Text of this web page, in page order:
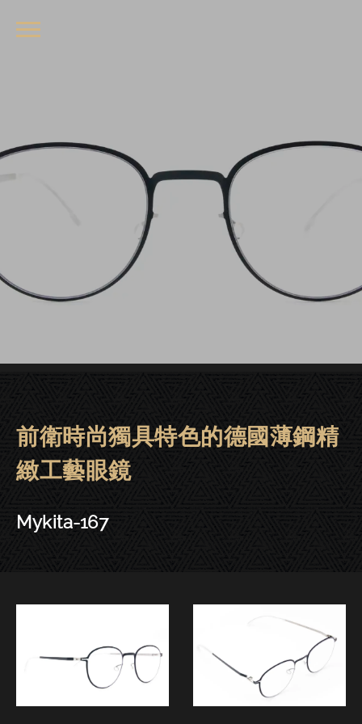
Mykita眼鏡 | 大安－Mykita-167
前衛時尚獨具特色的德國薄鋼精
緻工藝眼鏡
Mykita-167